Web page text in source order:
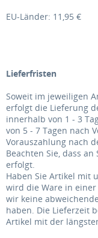
EU-Länder: 11,95 €
Lieferfristen
Soweit im jeweiligen
erfolgt die Lieferung
innerhalb von 1 - 3
von 5 - 7 Tagen nach
Vorauszahlung nach
Beachten Sie, dass
erfolgt.
Haben Sie Artikel mit
wird die Ware in
wir keine
haben. Die Lieferzeit
Artikel mit der